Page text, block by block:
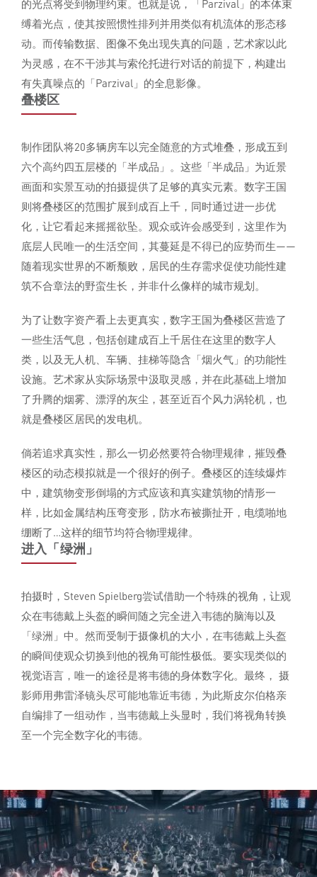
的光点将受到物理约束。也就是说，「Parzival」的本体束
缚着光点，使其按照惯性排列并用类似有机流体的形态移
动。而传输数据、图像不免出现失真的问题，艺术家以此
为灵感，在不干涉其与索伦托进行对话的前提下，构建出
有失真噪点的「Parzival」的全息影像。
叠楼区
制作团队将20多辆房车以完全随意的方式堆叠，形成五到
六个高约四五层楼的「半成品」。这些「半成品」为近景
画面和实景互动的拍摄提供了足够的真实元素。数字王国
则将叠楼区的范围扩展到成百上千，同时通过进一步优
化，让它看起来摇摇欲坠。观众或许会感受到，这里作为
底层人民唯一的生活空间，其蔓延是不得已的应势而生——
随着现实世界的不断颓败，居民的生存需求促使功能性建
筑不合章法的野蛮生长，并非什么像样的城市规划。
为了让数字资产看上去更真实，数字王国为叠楼区营造了
一些生活气息，包括创建成百上千居住在这里的数字人
类，以及无人机、车辆、挂梯等隐含「烟火气」的功能性
设施。艺术家从实际场景中汲取灵感，并在此基础上增加
了升腾的烟雾、漂浮的灰尘，甚至近百个风力涡轮机，也
就是叠楼区居民的发电机。
倘若追求真实性，那么一切必然要符合物理规律，摧毁叠
楼区的动态模拟就是一个很好的例子。叠楼区的连续爆炸
中，建筑物变形倒塌的方式应该和真实建筑物的情形一
样，比如金属结构压弯变形，防水布被撕扯开，电缆啪地
绷断了…这样的细节均符合物理规律。
进入「绿洲」
拍摄时，Steven Spielberg尝试借助一个特殊的视角，让观
众在韦德戴上头盔的瞬间随之完全进入韦德的脑海以及
「绿洲」中。然而受制于摄像机的大小，在韦德戴上头盔
的瞬间使观众切换到他的视角可能性极低。要实现类似的
视觉语言，唯一的途径是将韦德的身体数字化。最终， 摄
影师用弗雷泽镜头尽可能地靠近韦德，为此斯皮尔伯格亲
自编排了一组动作，当韦德戴上头显时，我们将视角转换
至一个完全数字化的韦德。